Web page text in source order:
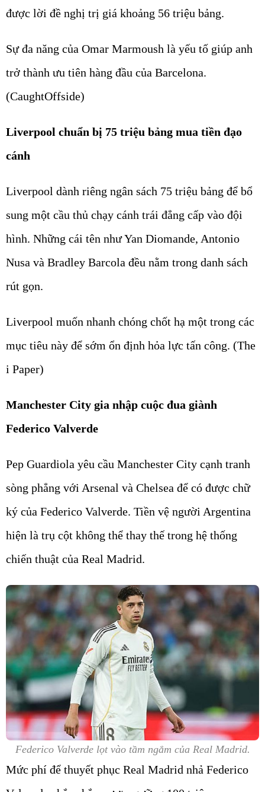
được lời đề nghị trị giá khoảng 56 triệu bảng.
Sự đa năng của Omar Marmoush là yếu tố giúp anh
trở thành ưu tiên hàng đầu của Barcelona.
(CaughtOffside)
Liverpool chuẩn bị 75 triệu bảng mua tiền đạo
cánh
Liverpool dành riêng ngân sách 75 triệu bảng để bổ
sung một cầu thủ chạy cánh trái đẳng cấp vào đội
hình. Những cái tên như Yan Diomande, Antonio
Nusa và Bradley Barcola đều nằm trong danh sách
rút gọn.
Liverpool muốn nhanh chóng chốt hạ một trong các
mục tiêu này để sớm ổn định hỏa lực tấn công. (The
i Paper)
Manchester City gia nhập cuộc đua giành
Federico Valverde
Pep Guardiola yêu cầu Manchester City cạnh tranh
sòng phẳng với Arsenal và Chelsea để có được chữ
ký của Federico Valverde. Tiền vệ người Argentina
hiện là trụ cột không thể thay thế trong hệ thống
chiến thuật của Real Madrid.
Federico Valverde lọt vào tầm ngắm của Real Madrid.
Mức phí để thuyết phục Real Madrid nhả Federico